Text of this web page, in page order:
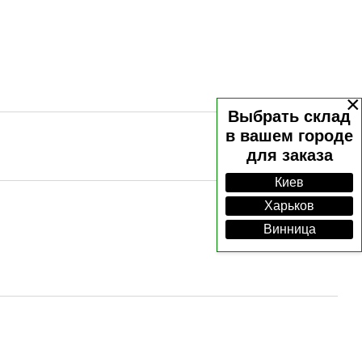
×
Выбрать склад
в вашем городе
для заказа
Киев
Харьков
Винница